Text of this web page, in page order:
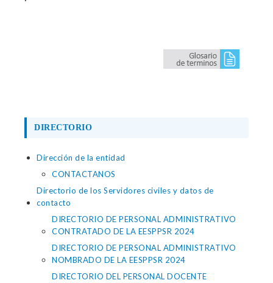
DIRECTORIO
Dirección de la entidad
CONTACTANOS
Directorio de los Servidores civiles y datos de
contacto
DIRECTORIO DE PERSONAL ADMINISTRATIVO
CONTRATADO DE LA EESPPSR 2024
DIRECTORIO DE PERSONAL ADMINISTRATIVO
NOMBRADO DE LA EESPPSR 2024
DIRECTORIO DEL PERSONAL DOCENTE